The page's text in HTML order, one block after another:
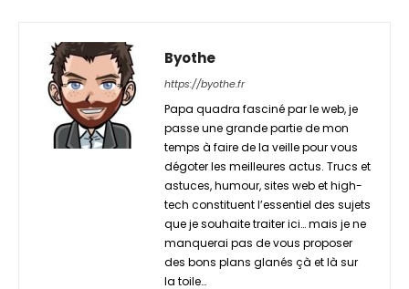
Byothe
https://byothe.fr
Papa quadra fasciné par le web, je
passe une grande partie de mon
temps à faire de la veille pour vous
dégoter les meilleures actus. Trucs et
astuces, humour, sites web et high-
tech constituent l’essentiel des sujets
que je souhaite traiter ici… mais je ne
manquerai pas de vous proposer
des bons plans glanés çà et là sur
la toile…